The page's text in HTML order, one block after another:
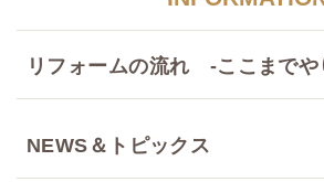
リフォームの流れ -ここまでや
NEWS＆トピックス